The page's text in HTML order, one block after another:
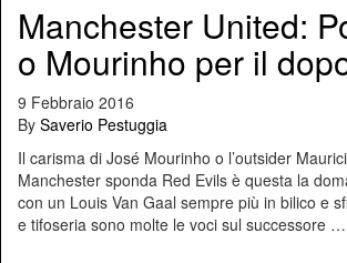
Manchester United:
o Mourinho per il
9 Febbraio 2016
By Saverio Pestuggia
Il carisma di José Mourinho o l’outsider
Manchester sponda Red Evils è questa la
con un Louis Van Gaal sempre più in bilico e
e tifoseria sono molte le voci sul successore …